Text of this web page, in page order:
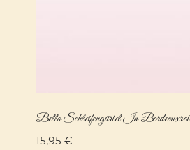
Bella Schleifengürtel In Bordeauxrot
15,95 €